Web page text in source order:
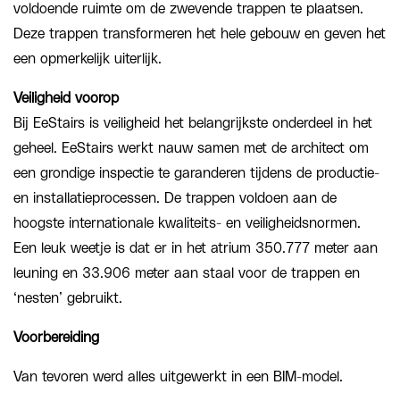
voldoende ruimte om de zwevende trappen te plaatsen.
Deze trappen transformeren het hele gebouw en geven het
een opmerkelijk uiterlijk.
Veiligheid voorop
Bij EeStairs is veiligheid het belangrijkste onderdeel in het
geheel. EeStairs werkt nauw samen met de architect om
een grondige inspectie te garanderen tijdens de productie-
en installatieprocessen. De trappen voldoen aan de
hoogste internationale kwaliteits- en veiligheidsnormen.
Een leuk weetje is dat er in het atrium 350.777 meter aan
leuning en 33.906 meter aan staal voor de trappen en
‘nesten’ gebruikt.
Voorbereiding
Van tevoren werd alles uitgewerkt in een BIM-model.